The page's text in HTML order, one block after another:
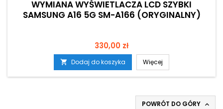
WYMIANA WYŚWIETLACZA LCD SZYBKI
SAMSUNG A16 5G SM-A166 (ORYGINALNY)
Cena
330,00 zł
 Dodaj do koszyka Więcej
POWRÓT DO GÓRY 